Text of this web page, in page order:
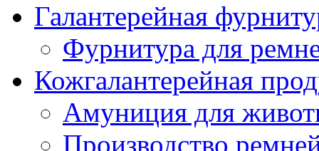
Галантерейная
Фурнитура для
Кожгалантерейная
Амуниция для
Производство